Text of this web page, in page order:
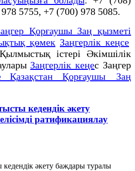
5755, +7 (700) 978 5085.
Қорғаушы Заң қызметі
қөмек Заңгерлік кеңсе
істері Әкімшілік
Заңгерлік кеңес Заңгер
Қазақстан Қорғаушы Заң
кедендік әкету
ратификациялау
әкету баждары туралы